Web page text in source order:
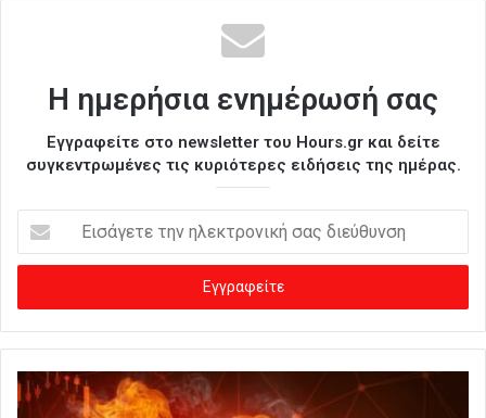
Η ημερήσια ενημέρωσή σας
Εγγραφείτε στο newsletter του Hours.gr και δείτε
συγκεντρωμένες τις κυριότερες ειδήσεις της ημέρας.
σ
γ
ε
ε
τ